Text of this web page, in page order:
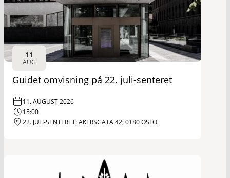
11
AUG
Guidet omvisning på 22. juli-senteret
11. AUGUST 2026
15:00
22. JULI-SENTERET: AKERSGATA 42, 0180 OSLO